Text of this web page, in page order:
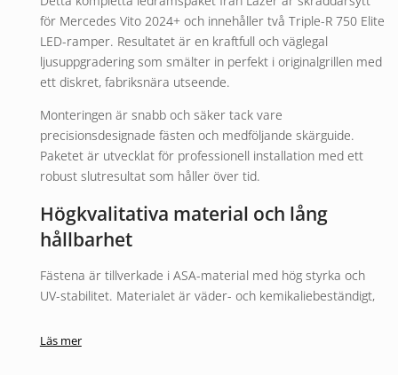
för Mercedes Vito 2024+ och innehåller två Triple-R 750 Elite
LED-ramper. Resultatet är en kraftfull och väglegal
ljusuppgradering som smälter in perfekt i originalgrillen med
ett diskret, fabriksnära utseende.
Monteringen är snabb och säker tack vare
precisionsdesignade fästen och medföljande skärguide.
Paketet är utvecklat för professionell installation med ett
robust slutresultat som håller över tid.
Högkvalitativa material och lång
hållbarhet
Fästena är tillverkade i ASA-material med hög styrka och
UV-stabilitet. Materialet är väder- och kemikaliebeständigt,
och finish år efter år – även i nordiskt klimat.
Läs mer